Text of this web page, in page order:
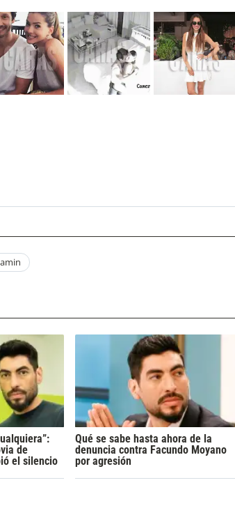
de
el silencio
Qué se sabe hasta ahora de la
denuncia contra Facundo Moyano
por agresión